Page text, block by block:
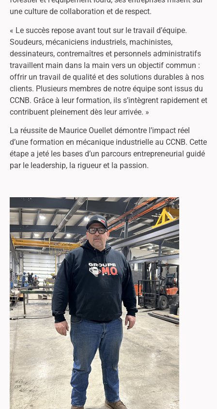
une culture de collaboration et de respect.
« Le succès repose avant tout sur le travail d’équipe.
Soudeurs, mécaniciens industriels, machinistes,
dessinateurs, contremaîtres et personnels administratifs
travaillent main dans la main vers un objectif commun :
offrir un travail de qualité et des solutions durables à nos
clients. Plusieurs membres de notre équipe sont issus du
CCNB. Grâce à leur formation, ils s’intègrent rapidement et
contribuent pleinement dès leur arrivée. »
La réussite de Maurice Ouellet démontre l’impact réel
d’une formation en mécanique industrielle au CCNB. Cette
étape a jeté les bases d’un parcours entrepreneurial guidé
par le leadership, la rigueur et la passion.